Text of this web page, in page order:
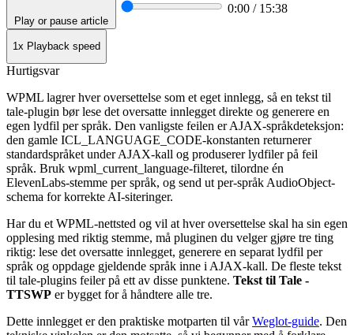
Play or pause article
0:00 / 15:38
1x Playback speed
Hurtigsvar
WPML lagrer hver oversettelse som et eget innlegg, så en tekst til
tale-plugin bør lese det oversatte innlegget direkte og generere en
egen lydfil per språk. Den vanligste feilen er AJAX-språkdeteksjon:
den gamle ICL_LANGUAGE_CODE-konstanten returnerer
standardspråket under AJAX-kall og produserer lydfiler på feil
språk. Bruk wpml_current_language-filteret, tilordne én
ElevenLabs-stemme per språk, og send ut per-språk AudioObject-
schema for korrekte AI-siteringer.
Har du et WPML-nettsted og vil at hver oversettelse skal ha sin egen
opplesing med riktig stemme, må pluginen du velger gjøre tre ting
riktig: lese det oversatte innlegget, generere en separat lydfil per
språk og oppdage gjeldende språk inne i AJAX-kall. De fleste tekst
til tale-plugins feiler på ett av disse punktene. Tekst til Tale -
TTSWP er bygget for å håndtere alle tre.
Dette innlegget er den praktiske motparten til vårWeglot-guide. Den